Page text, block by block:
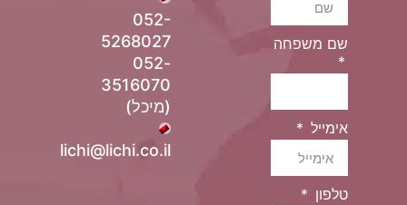
שם משפחה
אימייל
טלפון
052-
5268027
052-
3516070
(מיכל)
lichi@lichi.co.il